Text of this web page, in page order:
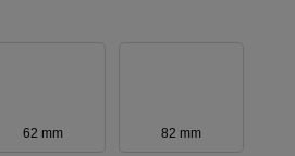
62 mm 82 mm